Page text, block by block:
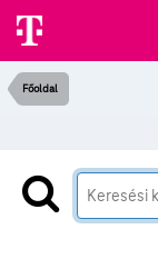
Főoldal